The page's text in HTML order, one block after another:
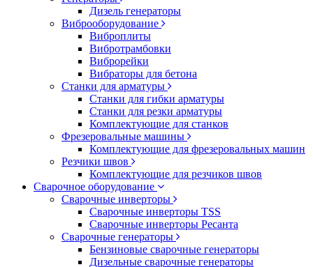
Дизель генераторы
Виброоборудование
Виброплиты
Вибротрамбовки
Виброрейки
Вибраторы для бетона
Станки для арматуры
Станки для гибки арматуры
Станки для резки арматуры
Комплектующие для станков
Фрезеровальные машины
Комплектующие для фрезеровальных машин
Резчики швов
Комплектующие для резчиков швов
Сварочное оборудование
Сварочные инверторы
Сварочные инверторы TSS
Сварочные инверторы Ресанта
Сварочные генераторы
Бензиновые сварочные генераторы
Дизельные сварочные генераторы